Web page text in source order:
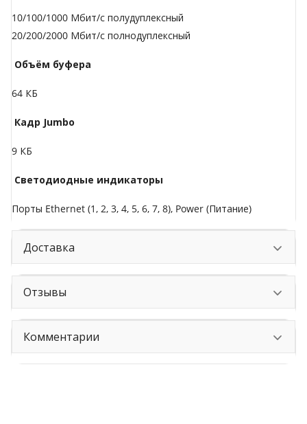
10/100/1000 Мбит/с полудуплексный
20/200/2000 Мбит/с полнодуплексный
Объём буфера
64 КБ
Кадр Jumbo
9 КБ
Светодиодные индикаторы
Порты Ethernet (1, 2, 3, 4, 5, 6, 7, 8), Power (Питание)
Доставка
Отзывы
Комментарии